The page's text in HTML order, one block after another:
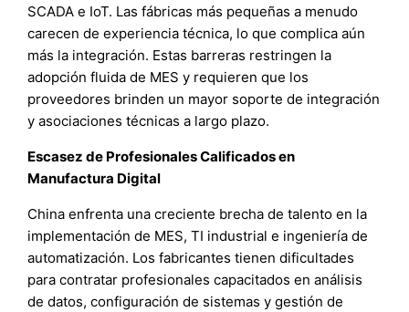
SCADA e IoT. Las fábricas más pequeñas a menudo
carecen de experiencia técnica, lo que complica aún
más la integración. Estas barreras restringen la
adopción fluida de MES y requieren que los
proveedores brinden un mayor soporte de integración
y asociaciones técnicas a largo plazo.
Escasez de Profesionales Calificados en
Manufactura Digital
China enfrenta una creciente brecha de talento en la
implementación de MES, TI industrial e ingeniería de
automatización. Los fabricantes tienen dificultades
para contratar profesionales capacitados en análisis
de datos, configuración de sistemas y gestión de